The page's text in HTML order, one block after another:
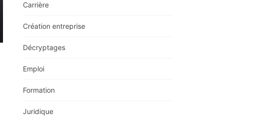
Carrière
Création entreprise
Décryptages
Emploi
Formation
Juridique